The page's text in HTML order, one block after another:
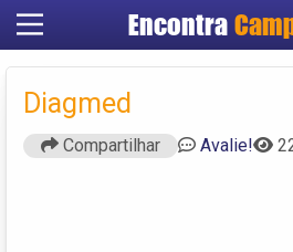
Encontra
Diagmed
Compartilhar Avalie!